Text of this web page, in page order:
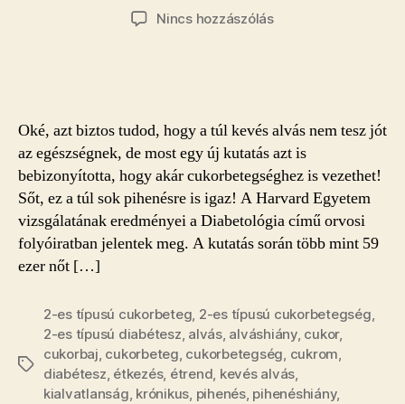
dátuma
Nincs hozzászólása(z)
alvás
bejegyzéshez
Oké, azt biztos tudod, hogy a túl kevés alvás nem tesz jót
az egészségnek, de most egy új kutatás azt is
bebizonyította, hogy akár cukorbetegséghez is vezethet!
Sőt, ez a túl sok pihenésre is igaz! A Harvard Egyetem
vizsgálatának eredményei a Diabetológia című orvosi
folyóiratban jelentek meg. A kutatás során több mint 59
ezer nőt […]
Címkék
2-es típusú cukorbeteg, 2-es típusú cukorbetegség,
2-es típusú diabétesz, alvás, alváshiány, cukor,
cukorbaj, cukorbeteg, cukorbetegség, cukrom,
diabétesz, étkezés, étrend, kevés alvás,
kialvatlanság, krónikus, pihenés, pihenéshiány,